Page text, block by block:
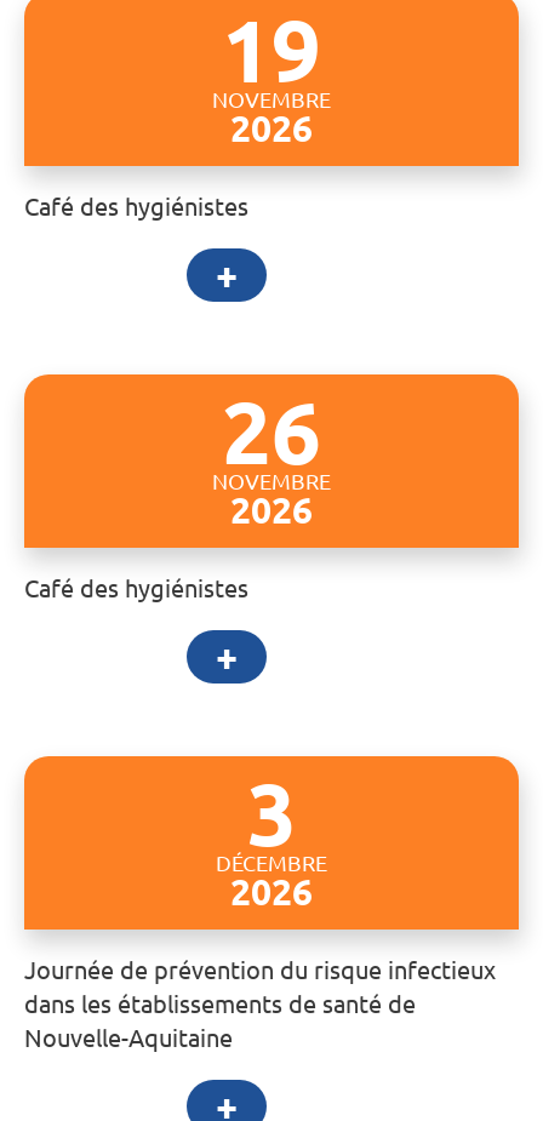
19
NOVEMBRE
2026
Café des hygiénistes
+
26
NOVEMBRE
2026
Café des hygiénistes
+
3
DÉCEMBRE
2026
Journée de prévention du risque infectieux
dans les établissements de santé de
Nouvelle-Aquitaine
+